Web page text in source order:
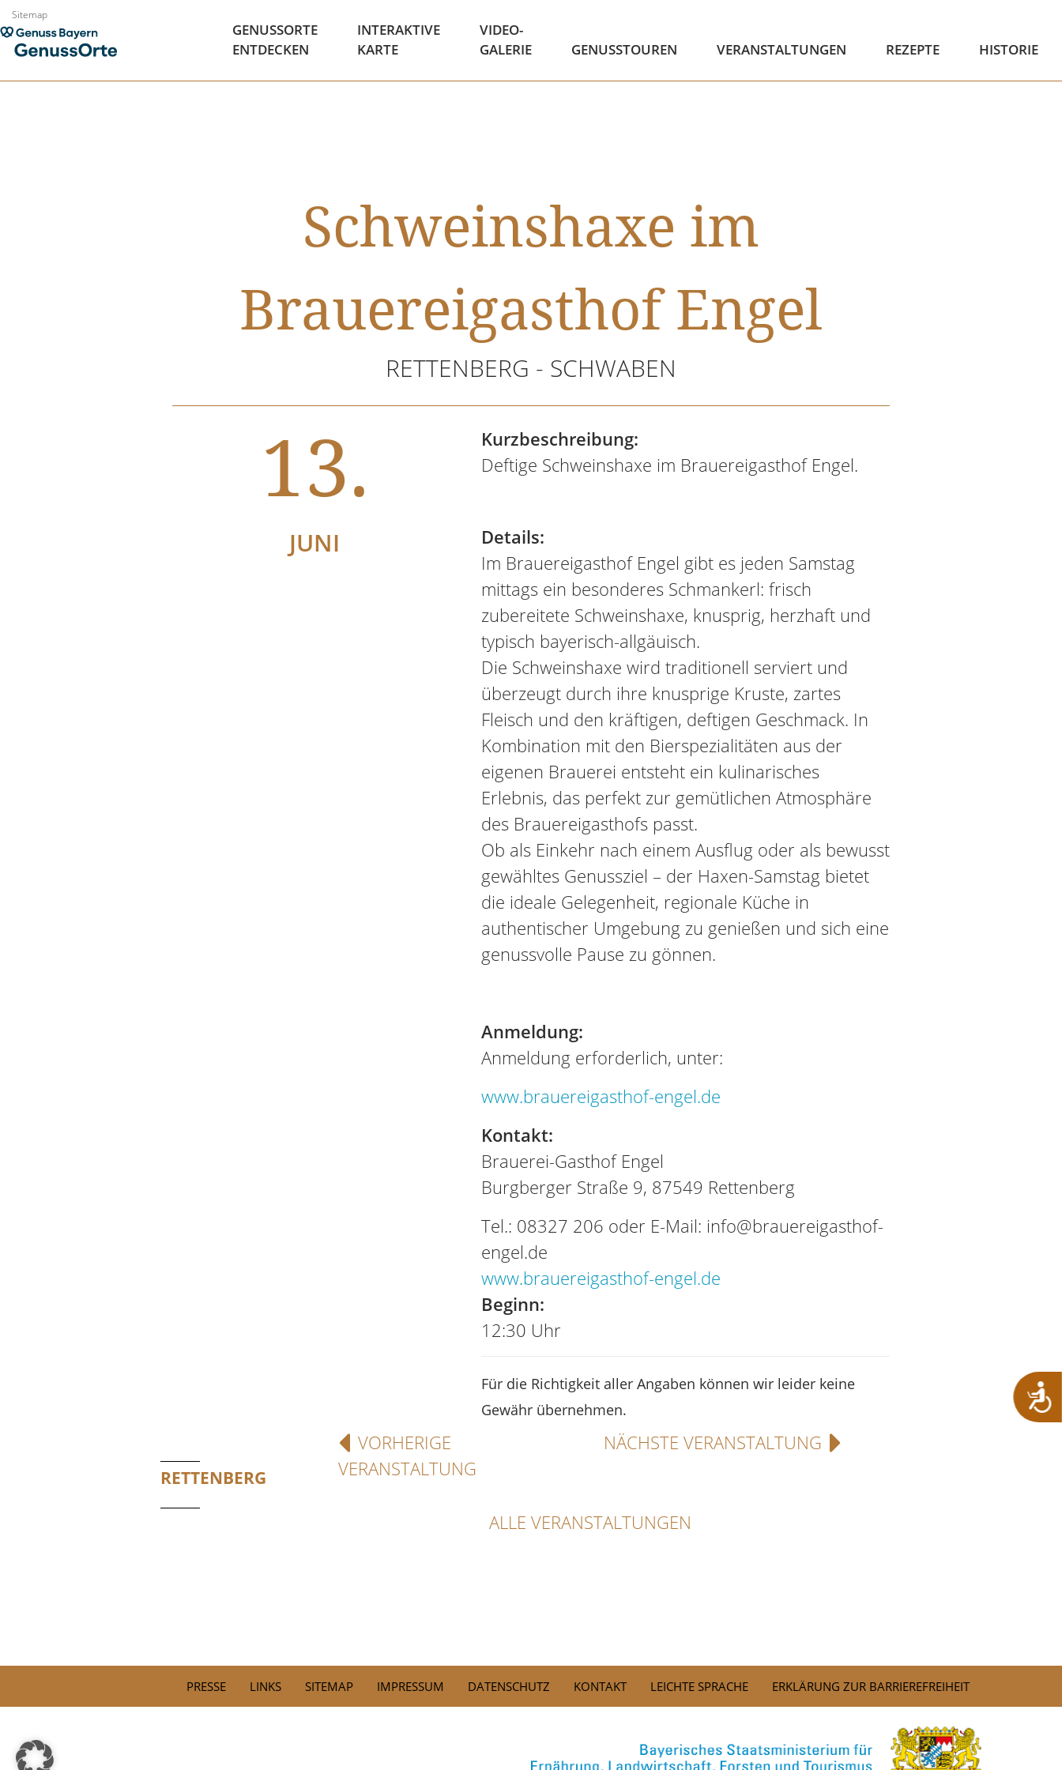
Zum
Inhalt
springen
Sitemap
GENUSSORTE
ENTDECKEN
INTERAKTIVE
KARTE
VIDEO-
GALERIE
GENUSSTOUREN VERANSTALTUNGEN REZEPTE HISTORIE
Schweinshaxe im
Brauereigasthof Engel
RETTENBERG - SCHWABEN
13.
JUNI
Kurzbeschreibung:
Deftige Schweinshaxe im Brauereigasthof Engel.
Details:
Im Brauereigasthof Engel gibt es jeden Samstag
mittags ein besonderes Schmankerl: frisch
zubereitete Schweinshaxe, knusprig, herzhaft und
typisch bayerisch-allgäuisch.
Die Schweinshaxe wird traditionell serviert und
überzeugt durch ihre knusprige Kruste, zartes
Fleisch und den kräftigen, deftigen Geschmack. In
Kombination mit den Bierspezialitäten aus der
eigenen Brauerei entsteht ein kulinarisches
Erlebnis, das perfekt zur gemütlichen Atmosphäre
des Brauereigasthofs passt.
Ob als Einkehr nach einem Ausflug oder als bewusst
gewähltes Genussziel – der Haxen-Samstag bietet
die ideale Gelegenheit, regionale Küche in
authentischer Umgebung zu genießen und sich eine
genussvolle Pause zu gönnen.
Anmeldung:
Anmeldung erforderlich, unter:
www.brauereigasthof-engel.de
Kontakt:
Brauerei-Gasthof Engel
Burgberger Straße 9, 87549 Rettenberg
Tel.: 08327 206 oder E-Mail: info@brauereigasthof-
engel.de
www.brauereigasthof-engel.de
Beginn:
12:30 Uhr
Für die Richtigkeit aller Angaben können wir leider keine
Gewähr übernehmen.
RETTENBERG
VORHERIGE
VERANSTALTUNG
NÄCHSTE VERANSTALTUNG
ALLE VERANSTALTUNGEN
PRESSE LINKS SITEMAP IMPRESSUM DATENSCHUTZ KONTAKT LEICHTE SPRACHE ERKLÄRUNG ZUR BARRIEREFREIHEIT